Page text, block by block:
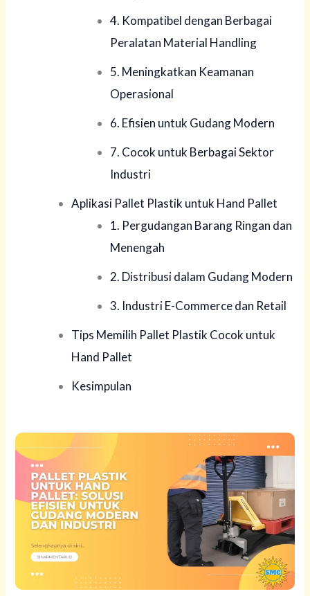
4. Kompatibel dengan Berbagai
Peralatan Material Handling
5. Meningkatkan Keamanan
Operasional
6. Efisien untuk Gudang Modern
7. Cocok untuk Berbagai Sektor
Industri
Aplikasi Pallet Plastik untuk Hand Pallet
1. Pergudangan Barang Ringan dan
Menengah
2. Distribusi dalam Gudang Modern
3. Industri E-Commerce dan Retail
Tips Memilih Pallet Plastik Cocok untuk
Hand Pallet
Kesimpulan